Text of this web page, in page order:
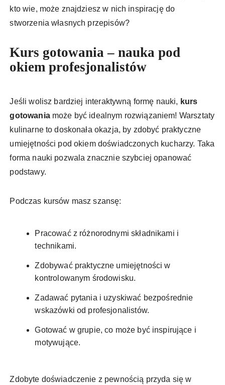
kto wie, może znajdziesz w nich inspirację do
stworzenia własnych przepisów?
Kurs gotowania – nauka pod
okiem profesjonalistów
Jeśli wolisz bardziej interaktywną formę nauki, kurs
gotowaniamoże być idealnym rozwiązaniem! Warsztaty
kulinarne to doskonała okazja, by zdobyć praktyczne
umiejętności pod okiem doświadczonych kucharzy. Taka
forma nauki pozwala znacznie szybciej opanować
podstawy.
Podczas kursów masz szansę:
Pracować z różnorodnymi składnikami i
technikami.
Zdobywać praktyczne umiejętności w
kontrolowanym środowisku.
Zadawać pytania i uzyskiwać bezpośrednie
wskazówki od profesjonalistów.
Gotować w grupie, co może być inspirujące i
motywujące.
Zdobyte doświadczenie z pewnością przyda się w